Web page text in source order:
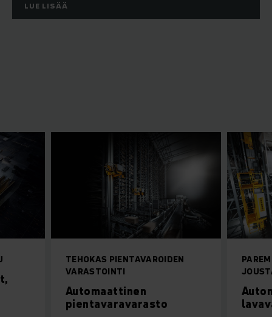
LUE LISÄÄ
TEHOKAS PIENTAVAROIDEN
VARASTOINTI
Automaattinen
pientavaravarasto